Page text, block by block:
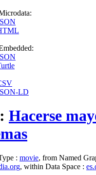
LD
Hacerse
: movie, from Named
, within Data Space :